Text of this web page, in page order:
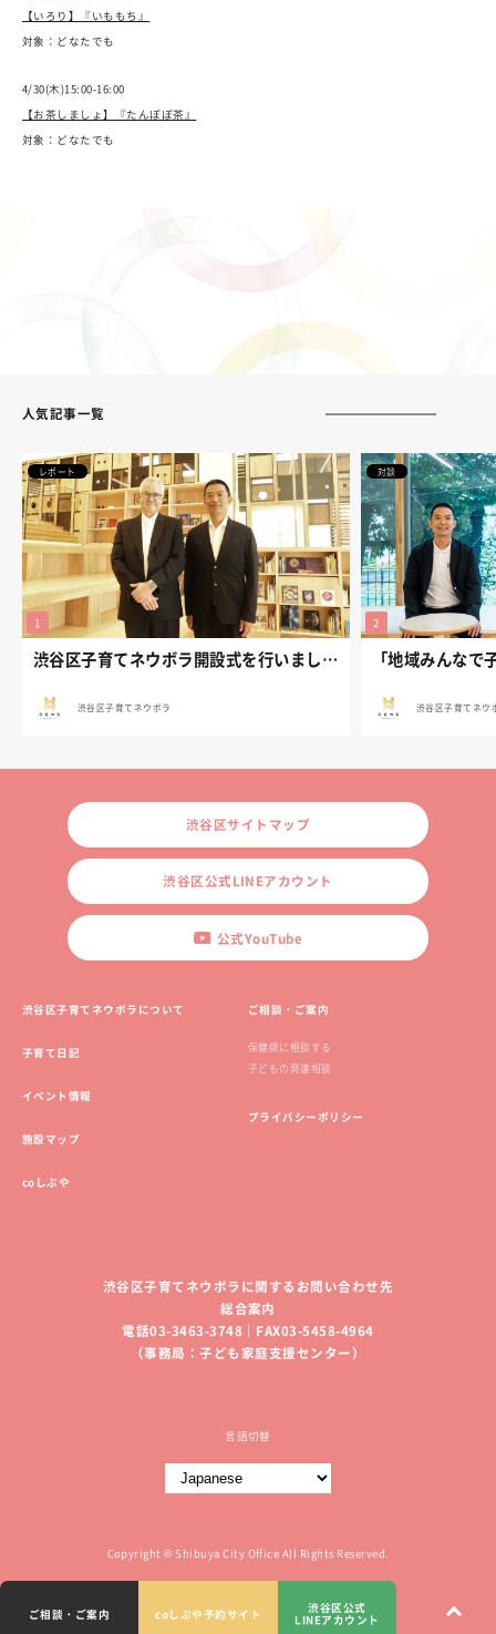
【いろり】『いももち』
対象：どなたでも
4/30(木)15:00-16:00
【お茶しましょ】『たんぽぽ茶』
対象：どなたでも
ご相談・ご案内 coしぶや予約サイト 渋谷区公式
LINEアカウント
人気記事一覧
レポート
渋谷区子育てネウボラ開設式を行いました。
渋谷区子育てネウボラ
対談
渋谷区子育てネウ
渋谷区サイトマップ
渋谷区公式LINEアカウント
公式YouTube
渋谷区子育てネウボラについて
子育て日記
イベント情報
施設マップ
coしぶや
ご相談・ご案内
保健師に相談する
子どもの発達相談
プライバシーポリシー
渋谷区子育てネウボラに関するお問い合わせ先
総合案内
電話03-3463-3748｜FAX03-5458-4964
（事務局：子ども家庭支援センター）
言語切替
Copyright © Shibuya City Office All Rights Reserved.